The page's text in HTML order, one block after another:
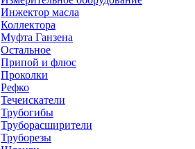
Инжектор масла
Коллектора
Муфта Ганзена
Остальное
Припой и флюс
Проколки
Рефко
Течеискатели
Трубогибы
Труборасширители
Труборезы